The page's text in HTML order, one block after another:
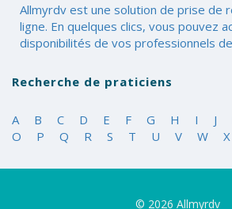
Allmyrdv est une solution de prise de
ligne. En quelques clics, vous pouvez
disponibilités de vos professionnels
Recherche de praticiens
A B C D E F G H I J
O
P Q R S T U V W X
© 2026 Allmyrdv